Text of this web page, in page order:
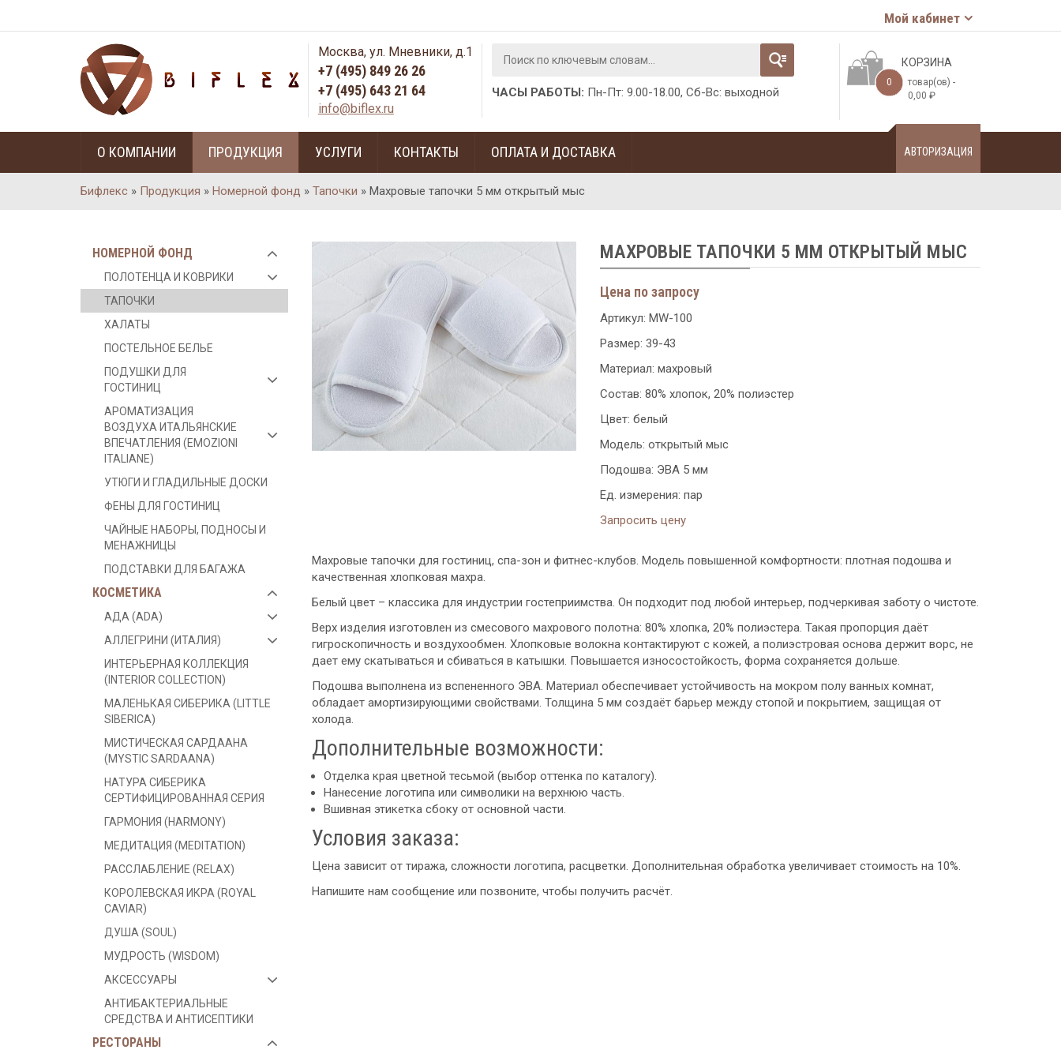
Мой кабинет
КОРЗИНА
0
товар(ов) -
0,00₽
Москва, ул. Мневники, д.1
+7 (495) 849 26 26
+7 (495) 643 21 64
info@biflex.ru
ЧАСЫ РАБОТЫ: Пн-Пт: 9.00-18.00, Сб-Вс: выходной
О КОМПАНИИ ПРОДУКЦИЯ УСЛУГИ КОНТАКТЫ ОПЛАТА И ДОСТАВКА АВТОРИЗАЦИЯ
Бифлекс » Продукция » Номерной фонд » Тапочки » Махровые тапочки 5 мм открытый мыс
НОМЕРНОЙ ФОНД
ПОЛОТЕНЦА И КОВРИКИ
ТАПОЧКИ
ХАЛАТЫ
ПОСТЕЛЬНОЕ БЕЛЬЕ
ПОДУШКИ ДЛЯ
ГОСТИНИЦ
АРОМАТИЗАЦИЯ
ВОЗДУХА ИТАЛЬЯНСКИЕ
ВПЕЧАТЛЕНИЯ (EMOZIONI
ITALIANE)
УТЮГИ И ГЛАДИЛЬНЫЕ ДОСКИ
ФЕНЫ ДЛЯ ГОСТИНИЦ
ЧАЙНЫЕ НАБОРЫ, ПОДНОСЫ И
МЕНАЖНИЦЫ
ПОДСТАВКИ ДЛЯ БАГАЖА
КОСМЕТИКА
АДА (ADA)
АЛЛЕГРИНИ (ИТАЛИЯ)
ИНТЕРЬЕРНАЯ КОЛЛЕКЦИЯ
(INTERIOR COLLECTION)
МАЛЕНЬКАЯ СИБЕРИКА (LITTLE
SIBERICA)
МИСТИЧЕСКАЯ САРДААНА
(MYSTIC SARDAANA)
НАТУРА СИБЕРИКА
СЕРТИФИЦИРОВАННАЯ СЕРИЯ
ГАРМОНИЯ (HARMONY)
МЕДИТАЦИЯ (MEDITATION)
РАССЛАБЛЕНИЕ (RELAX)
КОРОЛЕВСКАЯ ИКРА (ROYAL
CAVIAR)
ДУША (SOUL)
МУДРОСТЬ (WISDOM)
АКСЕССУАРЫ
АНТИБАКТЕРИАЛЬНЫЕ
СРЕДСТВА И АНТИСЕПТИКИ
РЕСТОРАНЫ
МАХРОВЫЕ ТАПОЧКИ 5 ММ ОТКРЫТЫЙ МЫС
Цена по запросу
Артикул:MW-100
Размер: 39-43
Материал: махровый
Состав: 80% хлопок, 20% полиэстер
Цвет: белый
Модель: открытый мыс
Подошва: ЭВА 5 мм
Ед. измерения: пар
Запросить цену
Махровые тапочки для гостиниц, спа-зон и фитнес-клубов. Модель повышенной комфортности: плотная подошва и
качественная хлопковая махра.
Белый цвет – классика для индустрии гостеприимства. Он подходит под любой интерьер, подчеркивая заботу о чистоте.
Верх изделия изготовлен из смесового махрового полотна: 80% хлопка, 20% полиэстера. Такая пропорция даёт
гигроскопичность и воздухообмен. Хлопковые волокна контактируют с кожей, а полиэстровая основа держит ворс, не
дает ему скатываться и сбиваться в катышки. Повышается износостойкость, форма сохраняется дольше.
Подошва выполнена из вспененного ЭВА. Материал обеспечивает устойчивость на мокром полу ванных комнат,
обладает амортизирующими свойствами. Толщина 5 мм создаёт барьер между стопой и покрытием, защищая от
холода.
Дополнительные возможности:
Отделка края цветной тесьмой (выбор оттенка по каталогу).
Нанесение логотипа или символики на верхнюю часть.
Вшивная этикетка сбоку от основной части.
Условия заказа:
Цена зависит от тиража, сложности логотипа, расцветки. Дополнительная обработка увеличивает стоимость на 10%.
Напишите нам сообщение или позвоните, чтобы получить расчёт.